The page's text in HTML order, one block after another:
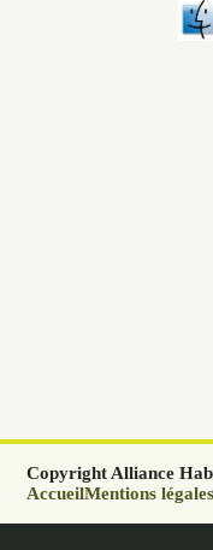
Copyright Alliance
AccueilMentions